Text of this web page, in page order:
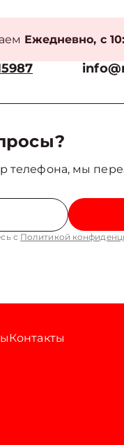
Ежедневно, с
телефона, мы
с Политикой
Контакты